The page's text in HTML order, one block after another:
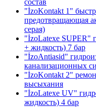
состав
"İzoKontakt 1"
предотвращающая
серая)
"İzoLatexe SUPER"
+ жидкость) 7 бар
"İzoAntiasid"
канализационных
"İzoKontakt 2"
высыхания
"İzoLatexe UV"
жидкость) 4 бар